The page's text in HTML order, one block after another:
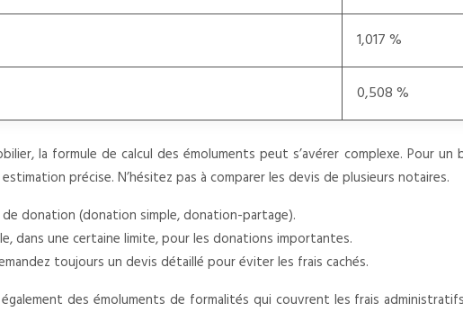
1,017 %
0,508 %
la formule de calcul des émoluments peut s’avérer complexe. Pour
précise. N’hésitez pas à comparer les devis de plusieurs notaires.
donation (donation simple, donation-partage).
dans une certaine limite, pour les donations importantes.
toujours un devis détaillé pour éviter les frais cachés.
des émoluments de formalités qui couvrent les frais